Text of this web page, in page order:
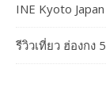
INE Kyoto
รีวิวเที่ยว ฮ่องก